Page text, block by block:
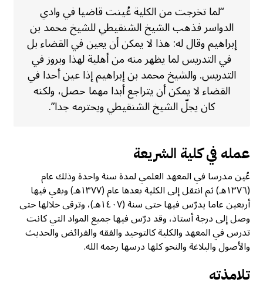
“لما تخرجت من الكلية عُينت قاضيا في وادي
الدواسر فذهب الشيخ الشنقيطي للشيخ محمد بن
إبراهيم وقال له: هذا لا يمكن أن يعين في القضاء بل
في التدريس لما يظهر منه من أهلية لهذا وبروز في
التدريس. والشيخ محمد بن إبراهيم إذا عين أحدا في
القضاء لا يمكن أن يتراجع أبدا مهما حصل، ولكنه
كان يجلّ الشيخ الشنقيطي ويحترمه جدا”.
عمله في كلية الشريعة
عُين مدرسا في المعهد العلمي لمدة سنة واحدة وذلك عام
(١٣٧٦هـ) ثم انتقل إلى الكلية بعدها عام (١٣٧٧هـ) وبقي فيها
أربعين عاما يدرّس فيها حتى سنة (١٤٠٧هـ)، وترقى خلالها حتى
وصل إلى درجة أستاذ، وقد درّس فيها جميع المواد التي كانت
تدرس في المعهد والكلية كالتوحيد والفقه والفرائض والحديث
والأصول والبلاغة والنحو كلها درسها رحمه الله.
تلامذته